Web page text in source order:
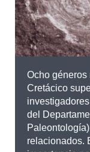
Ocho géneros
Cretácico
del
relacionados.